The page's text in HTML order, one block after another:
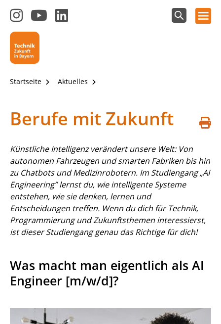
Technik - Zukunft in Bayern
Zum
Instagram-
Kanal
von
Technik-
in
Zum
YouTube-LinkedIn-
Suchfeld
Hauptnavigation öffnen
Startseite Aktuelles
Berufe mit Zukunft
Künstliche Intelligenz verändert unsere Welt: Von
autonomen Fahrzeugen und smarten Fabriken bis hin
zu Chatbots und Medizinrobotern. Im Studiengang „AI
Engineering” lernst du, wie intelligente Systeme
entstehen, wie sie denken, lernen und
Entscheidungen treffen. Wenn du dich für Technik,
Programmierung und Zukunftsthemen interessierst,
ist dieser Studiengang genau das Richtige für dich!
Was macht man eigentlich als AI
Engineer [m/w/d]?